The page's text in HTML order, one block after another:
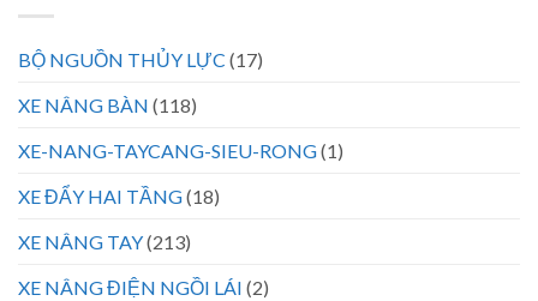
BỘ NGUỒN THỦY LỰC (17)
XE NÂNG BÀN (118)
XE-NANG-TAYCANG-SIEU-RONG(1)
XE ĐẨY HAI TẦNG(18)
XE NÂNG TAY(213)
XE NÂNG ĐIỆN NGỒI LÁI (2)